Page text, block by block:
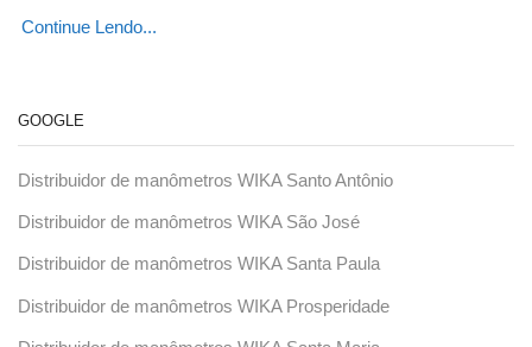
Continue Lendo...
GOOGLE
Distribuidor de manômetros WIKA Santo Antônio
Distribuidor de manômetros WIKA São José
Distribuidor de manômetros WIKA Santa Paula
Distribuidor de manômetros WIKA Prosperidade